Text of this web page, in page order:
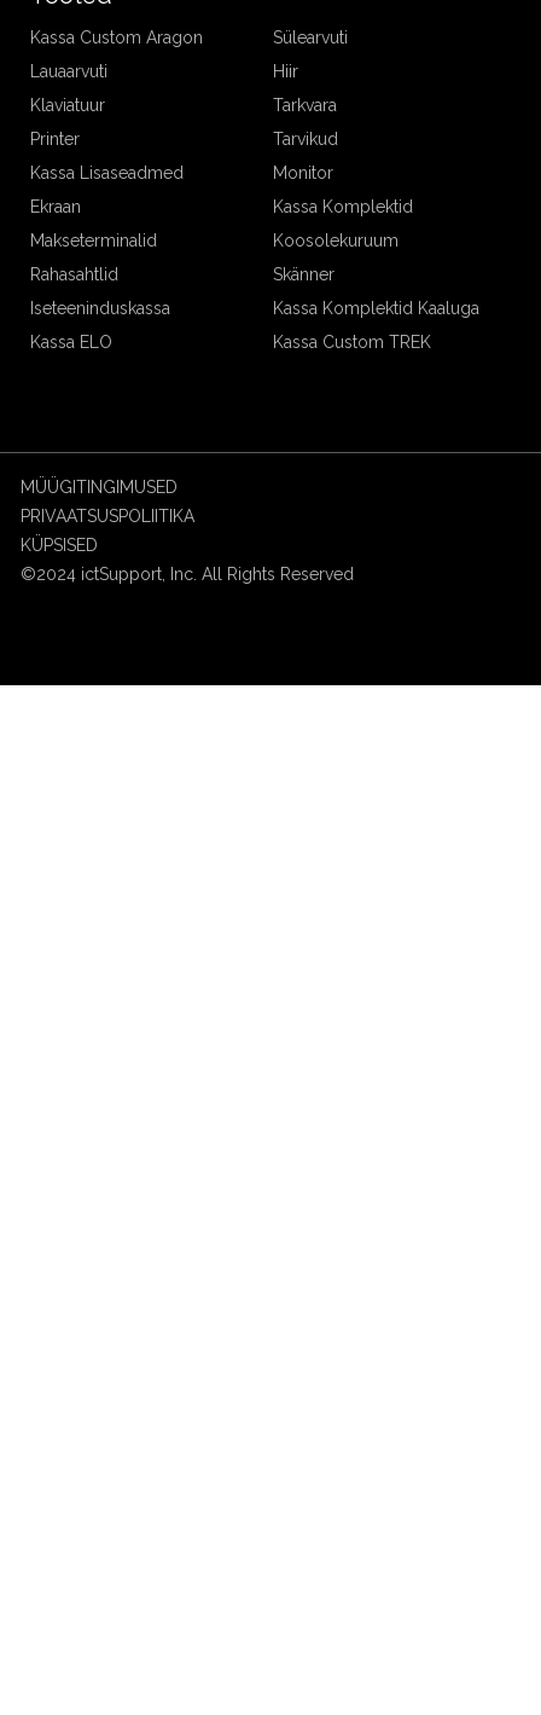
Kassa Custom Aragon
Sülearvuti
Lauaarvuti
Hiir
Klaviatuur
Tarkvara
Printer
Tarvikud
Kassa Lisaseadmed
Monitor
Ekraan
Kassa Komplektid
Makseterminalid
Koosolekuruum
Rahasahtlid
Skänner
Iseteeninduskassa
Kassa Komplektid Kaaluga
Kassa ELO
Kassa Custom TREK
©2024 ictSupport, Inc. All Rights Reserved
MÜÜGITINGIMUSED
PRIVAATSUSPOLIITIKA
KÜPSISED